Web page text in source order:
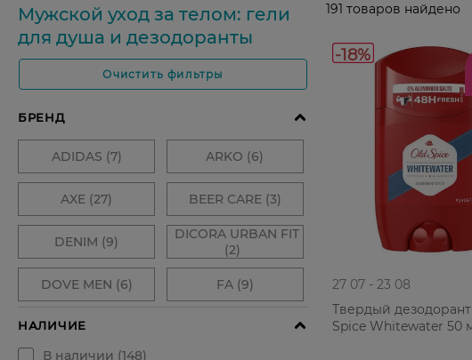
Мужской уход за телом: гели
для душа и дезодоранты
Очистить фильтры
191 товаров найдено
-18%
27 07 - 23 08
Твердый
Spice Whitewater 50